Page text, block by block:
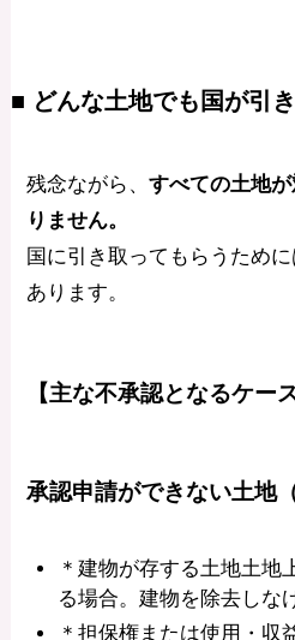
■ どんな土地でも国が引
残念ながら、すべての土地
りません。
国に引き取ってもらうため
あります。
【主な不承認となるケース
承認申請ができない土地
＊建物が存する土地土地
る場合。建物を除去しな
＊担保権または使用・収